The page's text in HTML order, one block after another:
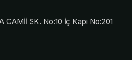
CAMİİ SK. No:10 İç Kapı No:201